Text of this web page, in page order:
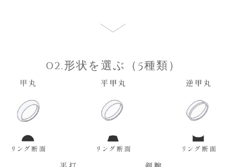
02.形状を選ぶ（5種類）